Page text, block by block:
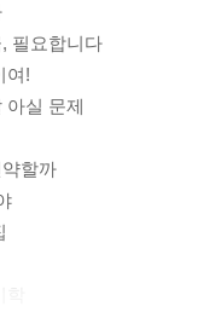
필요합니다
여!
아실 문제
할까